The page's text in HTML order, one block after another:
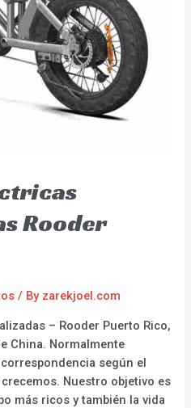
Rooder
/ By zarekjoel.com
– Rooder Puerto Rico,
China. Normalmente
según el
Nuestro objetivo es
más ricos y también la vida